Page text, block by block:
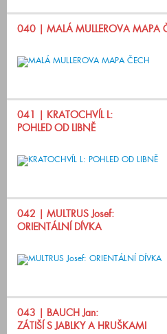
040 | MALÁ MULLEROVA MAPA
041 | KRATOCHVÍL L:
POHLED OD LIBNĚ
042 | MULTRUS Josef:
ORIENTÁLNÍ DÍVKA
043 | BAUCH Jan:
ZÁTIŠÍ S JABLKY A HRUŠKAMI